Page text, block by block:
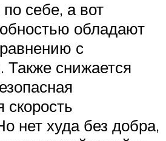
себе, а вот
обладают
с
снижается
нет худа без добра,